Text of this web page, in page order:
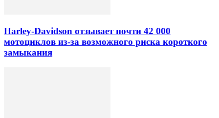
Harley-Davidson отзывает почти 42 000
мотоциклов из-за возможного риска короткого
замыкания